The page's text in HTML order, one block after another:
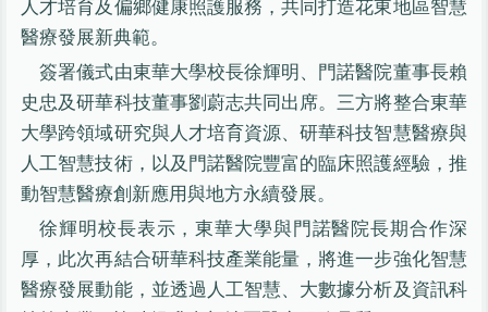
人才培育及偏鄉健康照護服務，共同打造花東地區智慧
醫療發展新典範。
簽署儀式由東華大學校長徐輝明、門諾醫院董事長賴
史忠及研華科技董事劉蔚志共同出席。三方將整合東華
大學跨領域研究與人才培育資源、研華科技智慧醫療與
人工智慧技術，以及門諾醫院豐富的臨床照護經驗，推
動智慧醫療創新應用與地方永續發展。
徐輝明校長表示，東華大學與門諾醫院長期合作深
厚，此次再結合研華科技產業能量，將進一步強化智慧
醫療發展動能，並透過人工智慧、大數據分析及資訊科